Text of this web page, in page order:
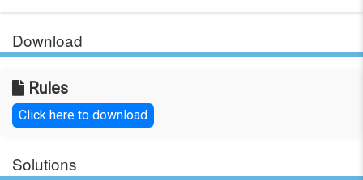
Download
Rules
Click here to download
Solutions